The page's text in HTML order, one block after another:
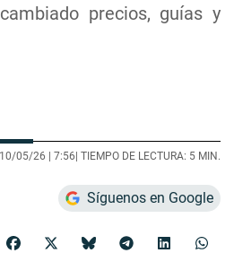
precios, guías y
10/05/26 | 7:56| TIEMPO DE LECTURA: 5 MIN.
Síguenos en Google